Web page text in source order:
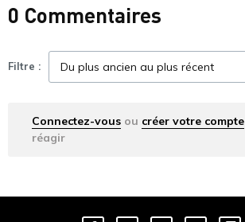
0 Commentaires
Filtre :
Connectez-vous ou créer votre compte
réagir